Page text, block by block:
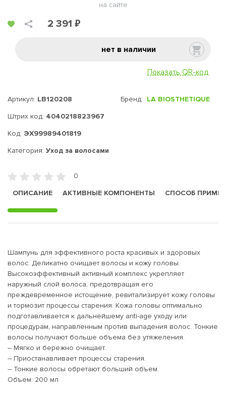
на сайте
2 391 ₽
нет в наличии
Показать QR-код
Артикул: LB120208
Штрих код: 4040218823967
Код: ЭХ99989401819
Бренд: LA BIOSTHETIQUE
Категория: Уход за волосами
0
ОПИСАНИЕ
АКТИВНЫЕ КОМПОНЕНТЫ СПОСОБ
Шампунь для эффективного роста красивых и здоровых
волос. Деликатно очищает волосы и кожу головы.
Высокоэффективный активный комплекс укрепляет
наружный слой волоса, предотвращая его
преждевременное истощение, ревитализирует кожу головы
и тормозит процессы старения. Кожа головы оптимально
подготавливается к дальнейшему anti-age уходу или
процедурам, направленным против выпадения волос. Тонкие
волосы получают больше объема без утяжеления.
– Мягко и бережно очищает.
– Приостанавливает процессы старения.
– Тонкие волосы обретают больший объем.
Объем: 200 мл